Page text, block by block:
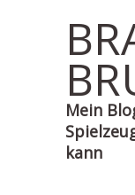
Mein
kann